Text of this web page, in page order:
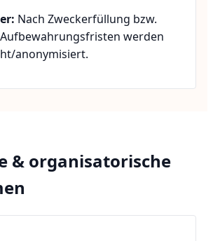
Nach Zweckerfüllung bzw.
werden
anonymisiert.
& organisatorische